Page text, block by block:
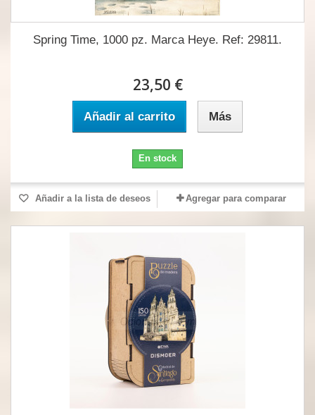
Spring Time, 1000 pz. Marca Heye. Ref: 29811.
23,50 €
Añadir al carrito Más
En stock
Añadir a la lista de deseos Agregar para comparar